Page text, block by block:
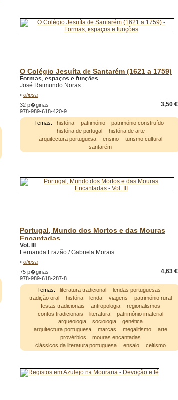
O Colégio Jesuíta de Santarém (1621 a 1759)
Formas, espaços e funções
José Raimundo Noras
• ofiusa
3,50 €
32 p�ginas
978-989-618-420-9
Temas:
história património
património construído
história de portugal
história de arte
arquitectura portuguesa
ensino
turismo cultural
santarém
Portugal, Mundo dos Mortos e das Mouras
Encantadas
Vol. III
Fernanda Frazão / Gabriela Morais
• ofiusa
4,63 €
75 p�ginas
978-989-618-287-8
Temas:
literatura tradicional
lendas portuguesas
tradição oral
história lenda viagens
património rural
festas tradicionais
antropologia
regionalismos
contos tradicionais
literatura
património imaterial
arqueologia
sociologia
genética
arquitectura portuguesa
marcas megalitismo
arte
provérbios
mouras encantadas
clássicos da literatura portuguesa
ensaio celtismo